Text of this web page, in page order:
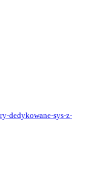
dedykowane-sys-z-